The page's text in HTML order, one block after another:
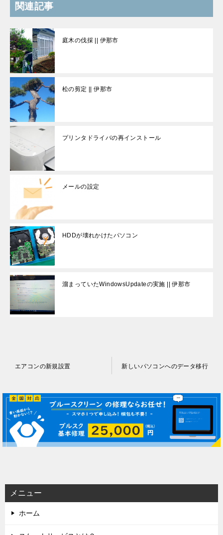
関連記事
庭木の伐採 || 伊那市
松の剪定 || 伊那市
プリンタドライバの再インストール
メールの設定
HDDが壊れかけたパソコン
溜まっていたWindowsUpdateの実施 || 伊那市
ナ
ビ
ゲ
ー
ン
エアコンの新規設置 新しいパソコンへのデータ移行
メニュー
ホーム